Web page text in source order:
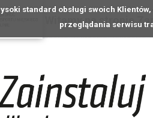
standard obsługi swoich
przeglądania serwisu
Witamy na stronie